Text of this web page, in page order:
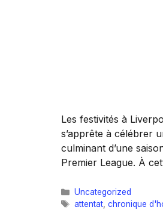
Les festivités à
s’apprête à célébrer
culminant d’une
Premier League. À
Catégories
Uncategorized
Étiquettes
attentat, chronique